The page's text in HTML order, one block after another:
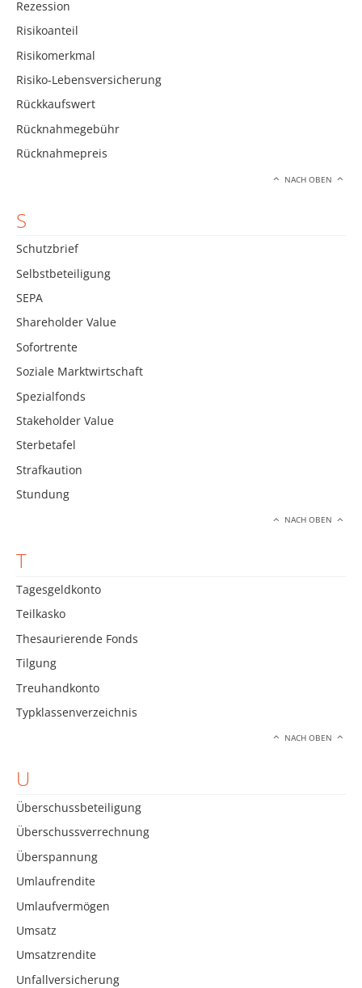
Rezession
Risikoanteil
Risikomerkmal
Risiko-Lebensversicherung
Rückkaufswert
Rücknahmegebühr
Rücknahmepreis
NACH OBEN
S
Schutzbrief
Selbstbeteiligung
SEPA
Shareholder Value
Sofortrente
Soziale Marktwirtschaft
Spezialfonds
Stakeholder Value
Sterbetafel
Strafkaution
Stundung
NACH OBEN
T
Tagesgeldkonto
Teilkasko
Thesaurierende Fonds
Tilgung
Treuhandkonto
Typklassenverzeichnis
NACH OBEN
U
Überschussbeteiligung
Überschussverrechnung
Überspannung
Umlaufrendite
Umlaufvermögen
Umsatz
Umsatzrendite
Unfallversicherung